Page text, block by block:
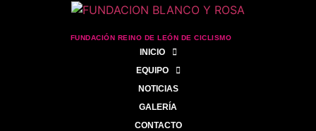
FUNDACIÓN REINO DE LEÓN DE CICLISMO
INICIO
EQUIPO
NOTICIAS
GALERÍA
CONTACTO